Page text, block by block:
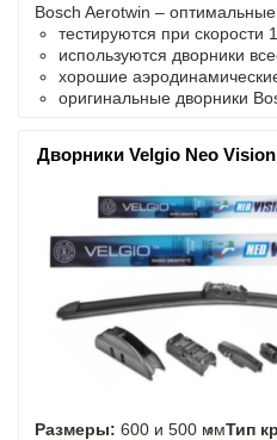
Bosch Aerotwin – оптимальные
тестируются при скорости
используются дворники
хорошие
оригинальные дворники
Дворники Velgio Neo
Размеры: 600 и 500 ммТип